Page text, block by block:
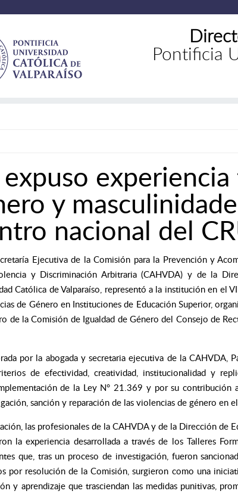
Pontificia
expuso
y
nacional del
Ejecutiva de la Comisión para la Prevención y
y Discriminación Arbitraria (CAHVDA) y de la
Católica de Valparaíso, representó a la institución en el
de Género en Instituciones de Educación Superior,
de la Comisión de Igualdad de Género del Consejo de
por la abogada y secretaria ejecutiva de la CAHVDA,
de efectividad, creatividad, institucionalidad y
de la Ley N° 21.369 y por su contribución
sanción y reparación de las violencias de género en
las profesionales de la CAHVDA y de la Dirección de
la experiencia desarrollada a través de los Talleres
que, tras un proceso de investigación, fueron
por resolución de la Comisión, surgieron como una
y aprendizaje que trasciendan las medidas punitivas,